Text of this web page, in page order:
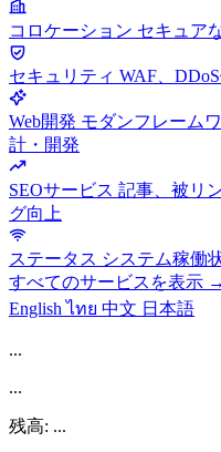
コロケーション セキュア
セキュリティ WAF、
Web開発 モダンフレーム
計・開発
SEOサービス 記事、被リ
グ向上
ステータス システム稼働
すべてのサービスを表示 →
Englishไทย 中文 日本語
...
...
残高: ...